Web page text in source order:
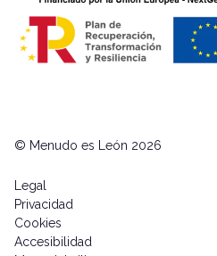
© Menudo es León 2026
Legal
Privacidad
Cookies
Accesibilidad